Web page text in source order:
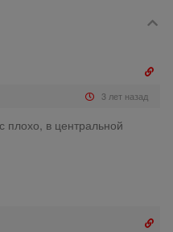
3 лет назад
плохо, в центральной